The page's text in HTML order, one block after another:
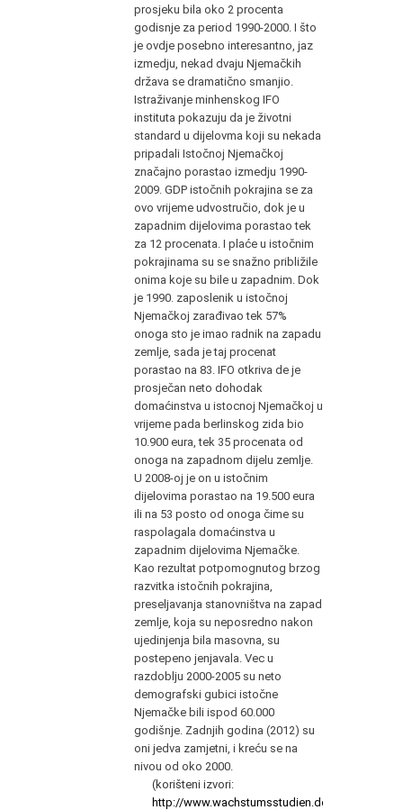
prosjeku bila oko 2 procenta
godisnje za period 1990-2000. I što
je ovdje posebno interesantno, jaz
izmedju, nekad dvaju Njemačkih
država se dramatično smanjio.
Istraživanje minhenskog IFO
instituta pokazuju da je životni
standard u dijelovma koji su nekada
pripadali Istočnoj Njemačkoj
značajno porastao izmedju 1990-
2009. GDP istočnih pokrajina se za
ovo vrijeme udvostručio, dok je u
zapadnim dijelovima porastao tek
za 12 procenata. I plaće u istočnim
pokrajinama su se snažno približile
onima koje su bile u zapadnim. Dok
je 1990. zaposlenik u istočnoj
Njemačkoj zarađivao tek 57%
onoga sto je imao radnik na zapadu
zemlje, sada je taj procenat
porastao na 83. IFO otkriva de je
prosječan neto dohodak
domaćinstva u istocnoj Njemačkoj u
vrijeme pada berlinskog zida bio
10.900 eura, tek 35 procenata od
onoga na zapadnom dijelu zemlje.
U 2008-oj je on u istočnim
dijelovima porastao na 19.500 eura
ili na 53 posto od onoga čime su
raspolagala domaćinstva u
zapadnim dijelovima Njemačke.
Kao rezultat potpomognutog brzog
razvitka istočnih pokrajina,
preseljavanja stanovništva na zapad
zemlje, koja su neposredno nakon
ujedinjenja bila masovna, su
postepeno jenjavala. Vec u
razdoblju 2000-2005 su neto
demografski gubici istočne
Njemačke bili ispod 60.000
godišnje. Zadnjih godina (2012) su
oni jedva zamjetni, i kreću se na
nivou od oko 2000.
(korišteni izvori:
http://www.wachstumsstudien.de/Inhalt/